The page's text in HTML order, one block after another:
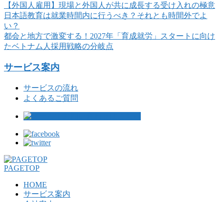
【外国人雇用】現場と外国人が共に成長する受け入れの極意
日本語教育は就業時間内に行うべき？それとも時間外でよ
い？
都会と地方で激変する！2027年「育成就労」スタートに向け
たベトナム人採用戦略の分岐点
サービス案内
サービスの流れ
よくあるご質問
PAGETOP
HOME
サービス案内